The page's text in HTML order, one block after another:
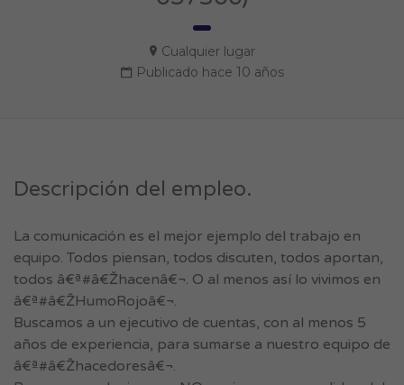
Cualquier lugar
Publicado hace 10 años
Descripción del empleo.
La comunicación es el mejor ejemplo del trabajo en
equipo. Todos piensan, todos discuten, todos aportan,
todos â€ª#â€Žhacenâ€¬. O al menos así lo vivimos en
â€ª#â€ŽHumoRojoâ€¬.
Buscamos a un ejecutivo de cuentas, con al menos 5
años de experiencia, para sumarse a nuestro equipo de
â€ª#â€Žhacedoresâ€¬.